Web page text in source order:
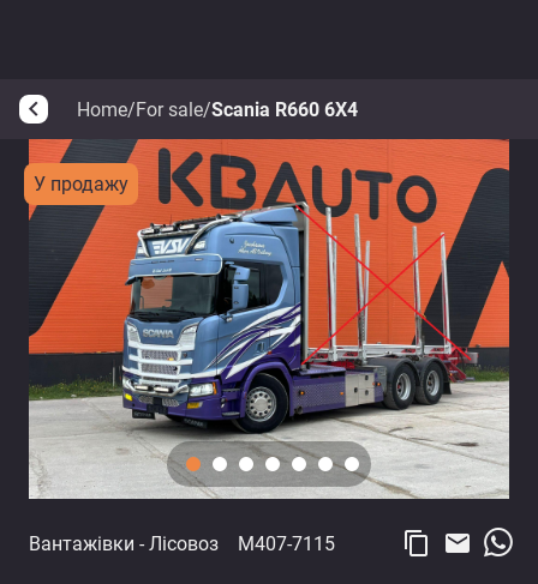
arrow_back_ios Home/For sale/Scania R660 6X4
У продажу
Вантажівки - Лісовоз M407-7115 content_copy email